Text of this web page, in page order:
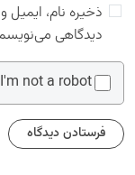
ذخیره نام، ایمیل
دیدگاهی
I'm not a robot